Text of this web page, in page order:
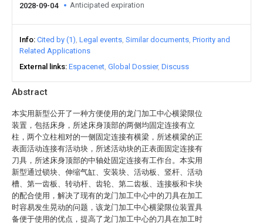
Abstract
本实用新型公开了一种方便使用的龙门加工中心横梁限位
装置，包括床身，所述床身顶部的两侧均固定连接有立
柱，两个立柱相对的一侧固定连接有横梁，所述横梁的正
表面活动连接有活动块，所述活动块的正表面固定连接有
刀具，所述床身顶部的中轴处固定连接有工作台。本实用
新型通过锁块、伸缩气缸、安装块、活动板、竖杆、活动
槽、第一齿板、转动杆、齿轮、第二齿板、连接板和卡块
的配合使用，解决了现有的龙门加工中心中的刀具在加工
时容易发生晃动的问题，该龙门加工中心横梁限位装置具
备便于使用的优点，提高了龙门加工中心的刀具在加工时
2028-09-04 Anticipated expiration
Info Cited by (1) Legal events Similar documents Priority and
Related Applications
External links Espacenet Global Dossier Discuss